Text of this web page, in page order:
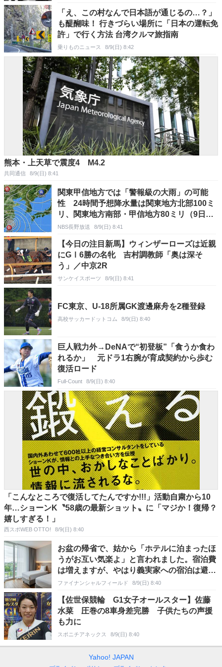
「え、この村なんで日本語が通じるの…？」
も醍醐味！ 行きづらい場所に「日本の運転免
許」で行く方法 台湾クルマ旅指南
乗りものニュース 8/9(日) 8:42
熊本・上天草で震度4 M4.2
共同通信 8/9(日) 8:41
関東甲信地方では「警報級の大雨」の可能
性 24時間予想降水量は関東地方北部100ミ
リ、関東地方南部・甲信地方80ミリ（9日午
前6時～10日午前6時まで 多い所で）
NBS長野放送 8/9(日) 8:41
【今日の注目新馬】ウィンザーローズは近親
にGⅠ6勝の名牝 吉村調教師「奥は深そ
う」／中京2R
サンケイスポーツ 8/9(日) 8:41
FC東京、U-18所属GK渡邊麻舟を2種登録
高校サッカードットコム 8/9(日) 8:40
巨人戦力外→DeNAで“初登板”「食うか食わ
れるか」 元ドラ1右腕が育成契約から歩む
復活ロード
Full-Count 8/9(日) 8:40
「こんなところで復活してたんですか!!!」活動自粛から10
年…ショーンK〝58歳の最新ショット〟に「マジか！復帰？
嬉しすぎる！」
西スポWEB OTTO! 8/9(日) 8:40
お盆の帰省で、姑から「ホテルに泊まったほ
うがお互い気楽よ」と言われました。宿泊費
は増えますが、やはり義実家への宿泊は避け
た方がよいのでしょうか？
ファイナンシャルフィールド 8/9(日) 8:40
【佐世保競輪 G1女子オールスター】佐藤
水菜 圧巻の8車身差完勝 子供たちの声援
も力に
スポニチアネックス 8/9(日) 8:40
Yahoo! JAPAN